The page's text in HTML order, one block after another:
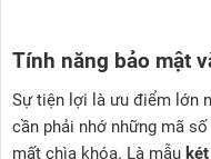
Tính năng bảo mật
Sự tiện lợi là ưu điểm lớn
cần phải nhớ những mã
mất chìa khóa. Là mẫu